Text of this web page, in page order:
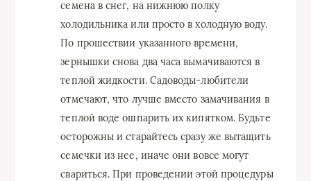
семена в снег, на нижнюю полку
холодильника или просто в холодную воду.
По прошествии указанного времени,
зернышки снова два часа вымачиваются в
теплой жидкости. Садоводы-любители
отмечают, что лучше вместо замачивания в
теплой воде ошпарить их кипятком. Будьте
осторожны и старайтесь сразу же вытащить
семечки из нее, иначе они вовсе могут
свариться. При проведении этой процедуры